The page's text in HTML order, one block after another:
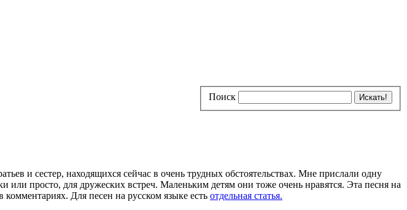
Поиск
и сестер, находящихся сейчас в очень трудных обстоятельствах. Мне прислали одну
просто, для дружеских встреч. Маленьким детям они тоже очень нравятся. Эта песня на
Для песен на русском языке есть отдельная статья.